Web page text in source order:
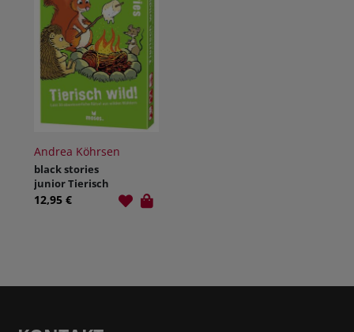
Andrea Köhrsen
black stories
junior Tierisch
wild!
12,95 €